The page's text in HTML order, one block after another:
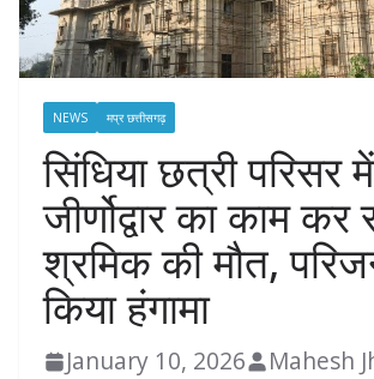
NEWS मप्र छत्तीसगढ़
सिंधिया छत्री परिसर में
जीर्णोद्वार का काम कर
श्रमिक की मौत,
किया हंगामा
January 10, 2026 Mahesh